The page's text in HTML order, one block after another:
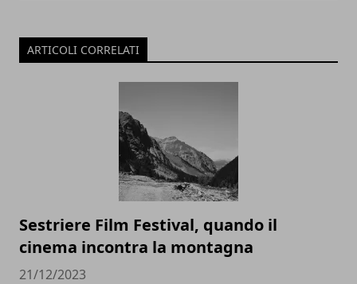
ARTICOLI CORRELATI
Sestriere Film Festival, quando il
cinema incontra la montagna
21/12/2023